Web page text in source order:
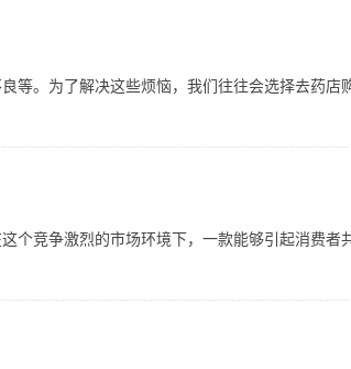
等。为了解决这些烦恼，我们往往会选择去药店
个竞争激烈的市场环境下，一款能够引起消费者